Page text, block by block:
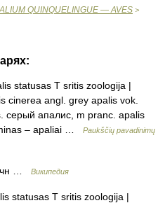
QUINQUELINGUE — AVES >
statusas T sritis zoologija |
cinerea angl. grey apalis vok.
серый апалис, m pranc. apalis
– apaliai …
Paukščių pavadinimų
… Википедия
statusas T sritis zoologija |